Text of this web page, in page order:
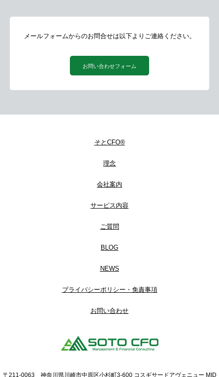
メールフォームからのお問合せは以下よりご連絡ください。
お問い合わせフォーム
そとCFO®
理念
会社案内
サービス内容
ご質問
BLOG
NEWS
プライバシーポリシー・免責事項
お問い合わせ
〒211-0063 神奈川県川崎市中原区小杉町3-600 コスギサードアヴェニュー MID